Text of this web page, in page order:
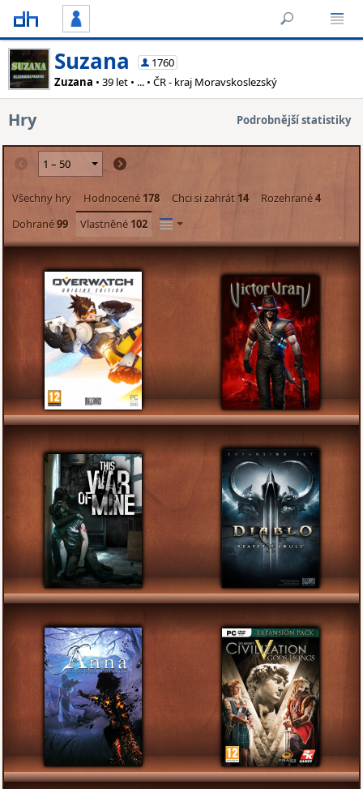
Suzana
1760
Zuzana • 39 let • ... • ČR - kraj Moravskoslezský
Hry Podrobnější statistiky
Všechny hry Hodnocené 178 Chci si zahrát 14 Rozehrané4
Dohrané99 Vlastněné102